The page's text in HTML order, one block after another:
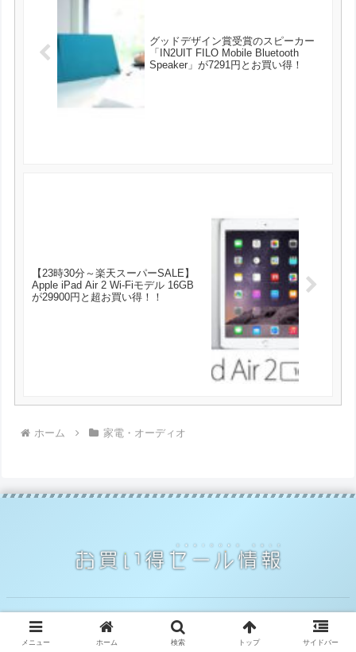
グッドデザイン賞受賞のスピーカー
「IN2UIT FILO Mobile Bluetooth
Speaker」が7291円とお買い得！
【23時30分～楽天スーパーSALE】
Apple iPad Air 2 Wi-Fiモデル 16GB
が29900円と超お買い得！！
ホーム 家電・オーディオ
© 2014 お買い得セール情報.
メニュー ホーム 検索 トップ サイドバー